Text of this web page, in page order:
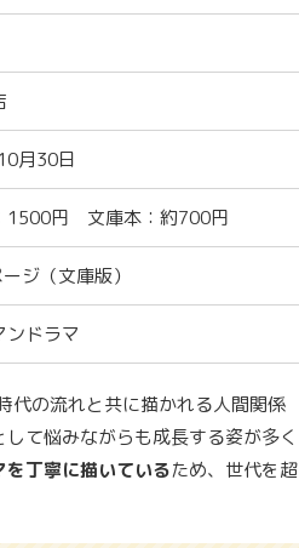
月30日
1500円 文庫本：約700円
ジ（文庫版）
ンドラマ
代の流れと共に描かれる人間関係
て悩みながらも成長する姿が多く
丁寧に描いているため、世代を超